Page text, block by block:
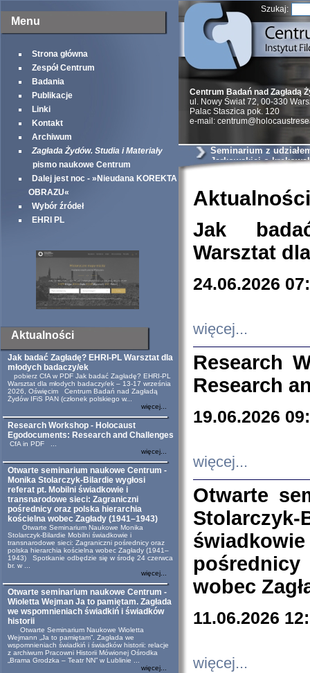
Menu
Strona główna
Zespół Centrum
Badania
Publikacje
Linki
Kontakt
Archiwum
Zagłada Żydów. Studia i Materiały
pismo naukowe Centrum
Dalej jest noc - »Nieudana KOREKTA
OBRAZU«
Wybór źródeł
EHRI PL
Aktualności
Jak badać Zagładę? EHRI-PL Warsztat dla
młodych badaczy/ek
pobierz CfA w PDF Jak badać Zagładę? EHRI-PL
Warsztat dla młodych badaczy/ek – 13-17 września
2026, Oświęcim Centrum Badań nad Zagładą
Żydów IFiS PAN (członek polskiego w...
więcej...
Research Workshop - Holocaust
Egodocuments: Research and Challenges
CfA in PDF ...
więcej...
Otwarte seminarium naukowe Centrum -
Monika Stolarczyk-Bilardie wygłosi
referat pt. Mobilni świadkowie i
transnarodowe sieci: Zagraniczni
pośrednicy oraz polska hierarchia
kościelna wobec Zagłady (1941–1943)
Otwarte Seminarium Naukowe Monika
Stolarczyk-Bilardie Mobilni świadkowie i
transnarodowe sieci: Zagraniczni pośrednicy oraz
polska hierarchia kościelna wobec Zagłady (1941–
1943) Spotkanie odbędzie się w środę 24 czerwca
br. w ...
więcej...
Otwarte seminarium naukowe Centrum -
Wioletta Wejman Ja to pamiętam. Zagłada
we wspomnieniach świadkiń i świadków
historii
Otwarte Seminarium Naukowe Wioletta
Wejmann „Ja to pamiętam”. Zagłada we
wspomnieniach świadkiń i świadków historii: relacje
z archiwum Pracowni Historii Mówionej Ośrodka
„Brama Grodzka – Teatr NN” w Lublinie ...
więcej...
Szukaj:
Centrum Badań nad Zagładą
ul. Nowy Świat 72, 00-330
Palac Staszica pok. 120
e-mail:
Seminarium z
Jarkowskiej o
Aktualności
Jak
Warsztat
24.06.2026
więcej...
Research
Research
19.06.2026
więcej...
Otwarte
wobec
11.06.2026
więcej...